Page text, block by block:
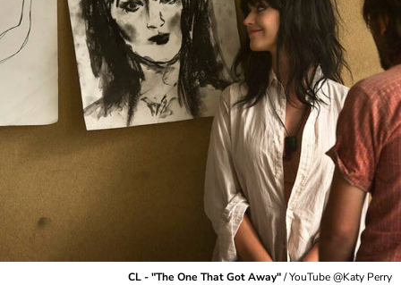
CL - "The One That Got Away"/YouTube @Katy Perry